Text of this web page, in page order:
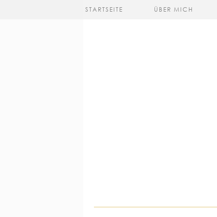
STARTSEITE ÜBER MICH